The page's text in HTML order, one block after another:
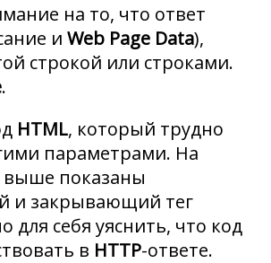
на то, что ответ
и Web Page Data),
строкой или строками.
.
HTML, который трудно
параметрами. На
показаны
и закрывающий тег
для себя уяснить, что код
в HTTP-ответе.